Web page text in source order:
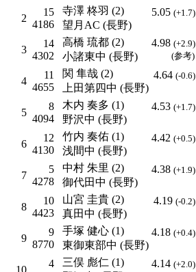
2
15
4186
寺澤 柊羽 (2)
望月AC (長野)
5.05 (+1.7)
3
14
4302
高橋 琉都 (2)
小諸東中 (長野)
4.98 (+2.9)
(参考)
4
11
4655
関 隼哉 (2)
上田第四中 (長野)
4.64 (-0.6)
5
8
4094
木内 奏多 (1)
野沢中 (長野)
4.53 (+1.7)
6
12
4130
竹内 奏佑 (1)
浅間中 (長野)
4.42 (+0.5)
7
5
4278
中村 朱里 (2)
御代田中 (長野)
4.38 (+1.9)
8
10
4423
山宮 圭貴 (2)
真田中 (長野)
4.19 (-0.2)
9
9
8770
手塚 健心 (1)
東御東部中 (長野)
4.18 (+0.4)
10
4
三俣 彪仁 (1)
4.14 (+2.0)